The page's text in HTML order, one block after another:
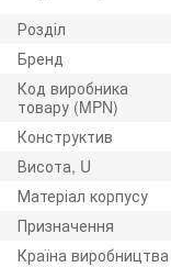
Розділ
Бренд
Код виробника
товару (MPN)
Конструктив
Висота, U
Матеріал корпусу
Призначення
Країна виробництва